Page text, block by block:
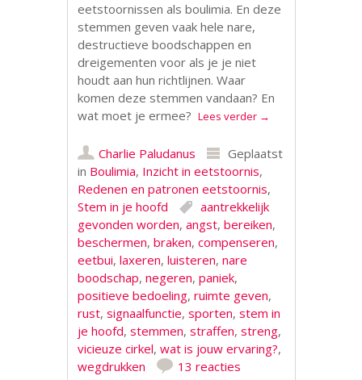
eetstoornissen als boulimia. En deze
stemmen geven vaak hele nare,
destructieve boodschappen en
dreigementen voor als je je niet
houdt aan hun richtlijnen. Waar
komen deze stemmen vandaan? En
wat moet je ermee?Lees verder →
Charlie Paludanus
Geplaatst
in Boulimia, Inzicht in eetstoornis,
Redenen en patronen eetstoornis,
Stem in je hoofd
aantrekkelijk
gevonden worden,angst,bereiken,
beschermen,braken,compenseren,
eetbui,laxeren,luisteren,nare
boodschap,negeren,paniek,
positieve bedoeling,ruimte geven,
rust,signaalfunctie,sporten,stem in
je hoofd,stemmen,straffen,streng,
vicieuze cirkel,wat is jouw ervaring?,
wegdrukken
13 reacties